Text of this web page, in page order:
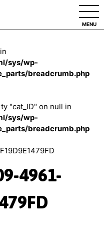
MENU
sys/wp-
breadcrumb.php
"cat_ID" on null in
sys/wp-
breadcrumb.php
4961-